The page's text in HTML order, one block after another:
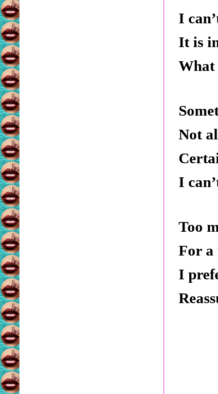
I
It is
What
Not
I
Too
For a
I